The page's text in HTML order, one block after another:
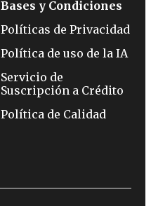
Bases y Condiciones
Políticas de Privacidad
Política de uso de la IA
Servicio de
Suscripción a Crédito
Política de Calidad